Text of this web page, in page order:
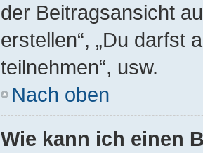
der Beitragsansicht
erstellen“, „Du darfst
teilnehmen“, usw.
Nach oben
Wie kann ich einen